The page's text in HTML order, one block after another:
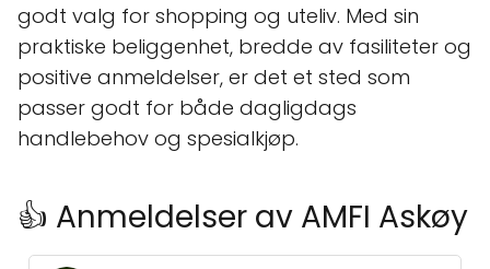
godt valg for shopping og uteliv. Med sin
praktiske beliggenhet, bredde av fasiliteter og
positive anmeldelser, er det et sted som
passer godt for både dagligdags
handlebehov og spesialkjøp.
👍 Anmeldelser av AMFI Askøy